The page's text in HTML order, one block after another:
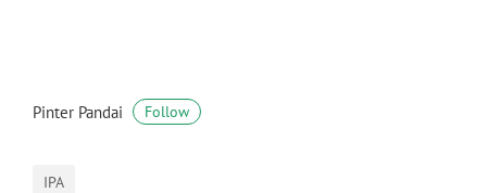
Pinter Pandai Follow
IPA